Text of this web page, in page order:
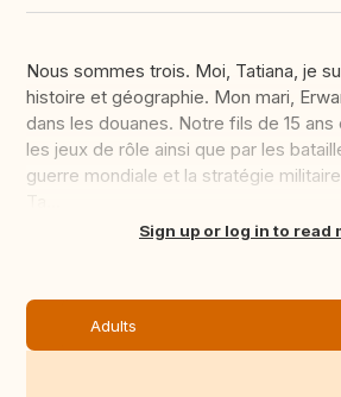
Nous sommes trois. Moi, Tatiana, je
histoire et géographie. Mon mari,
dans les douanes. Notre fils de 15
les jeux de rôle ainsi que par les
guerre mondiale et la stratégie
Translate thisSign up or log in to read
Adults